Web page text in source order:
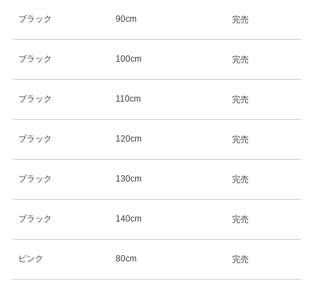
ブラック 90cm 完売
ブラック 100cm 完売
ブラック 110cm 完売
ブラック 120cm 完売
ブラック 130cm 完売
ブラック 140cm 完売
ピンク 80cm 完売